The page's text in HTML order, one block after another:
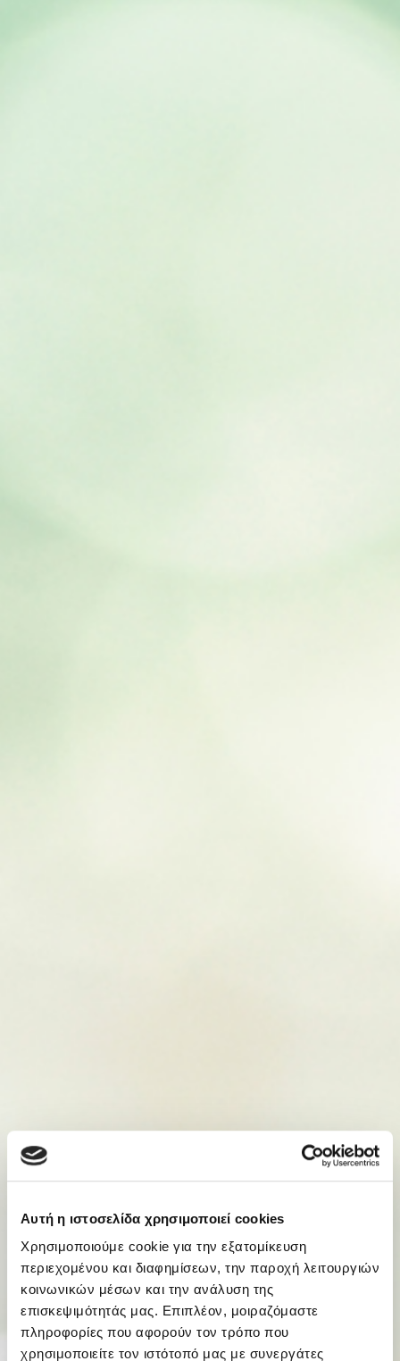
Αυτή η ιστοσελίδα χρησιμοποιεί cookies
Χρησιμοποιούμε cookie για την εξατομίκευση
περιεχομένου και διαφημίσεων, την παροχή λειτουργιών
κοινωνικών μέσων και την ανάλυση της
επισκεψιμότητάς μας. Επιπλέον, μοιραζόμαστε
πληροφορίες που αφορούν τον τρόπο που
χρησιμοποιείτε τον ιστότοπό μας με συνεργάτες